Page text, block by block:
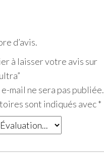
d’avis.
à laisser votre avis sur
mail ne sera pas publiée.
sont indiqués avec*